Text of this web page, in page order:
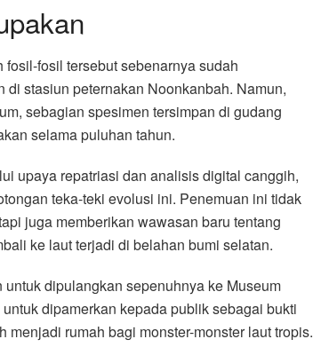
fosil tersebut sebenarnya sudah
stasiun peternakan Noonkanbah. Namun,
sebagian spesimen tersimpan di gudang
selama puluhan tahun.
upaya repatriasi dan analisis digital canggih,
teka-teki evolusi ini. Penemuan ini tidak
juga memberikan wawasan baru tentang
ke laut terjadi di belahan bumi selatan.
dipulangkan sepenuhnya ke Museum
dipamerkan kepada publik sebagai bukti
rumah bagi monster-monster laut tropis.